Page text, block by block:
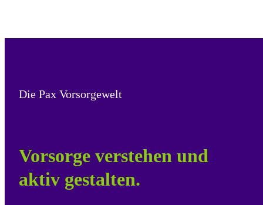
Die Pax Vorsorgewelt
Vorsorge verstehen und
aktiv gestalten.